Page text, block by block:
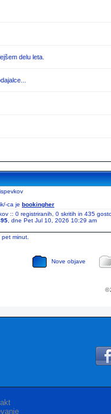
delu leta.
ca je bookingher
:: 0 registriranih, 0 skritih in 435
, dne Pet Jul 10, 2026 10:29 am
minut.
Nove objave
©